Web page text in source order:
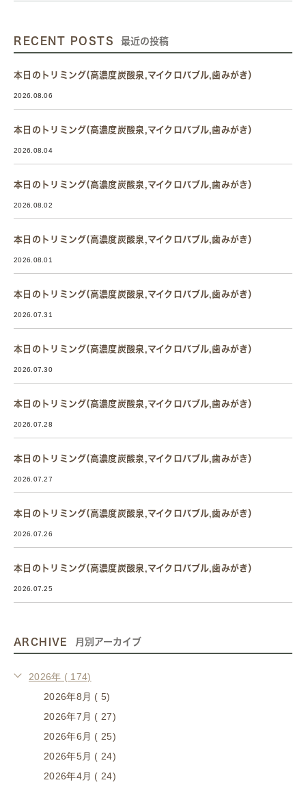
RECENT POSTS 最近の投稿
本日のトリミング(高濃度炭酸泉,マイクロバブル,歯みがき）
2026.08.06
本日のトリミング(高濃度炭酸泉,マイクロバブル,歯みがき）
2026.08.04
本日のトリミング(高濃度炭酸泉,マイクロバブル,歯みがき）
2026.08.02
本日のトリミング(高濃度炭酸泉,マイクロバブル,歯みがき）
2026.08.01
本日のトリミング(高濃度炭酸泉,マイクロバブル,歯みがき）
2026.07.31
本日のトリミング(高濃度炭酸泉,マイクロバブル,歯みがき）
2026.07.30
本日のトリミング(高濃度炭酸泉,マイクロバブル,歯みがき）
2026.07.28
本日のトリミング(高濃度炭酸泉,マイクロバブル,歯みがき）
2026.07.27
本日のトリミング(高濃度炭酸泉,マイクロバブル,歯みがき）
2026.07.26
本日のトリミング(高濃度炭酸泉,マイクロバブル,歯みがき）
2026.07.25
ARCHIVE 月別アーカイブ
2026年 ( 174)
2026年8月 ( 5)
2026年7月 ( 27)
2026年6月 ( 25)
2026年5月 ( 24)
2026年4月 ( 24)